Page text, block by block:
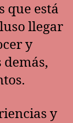
que está
llegar
y
y